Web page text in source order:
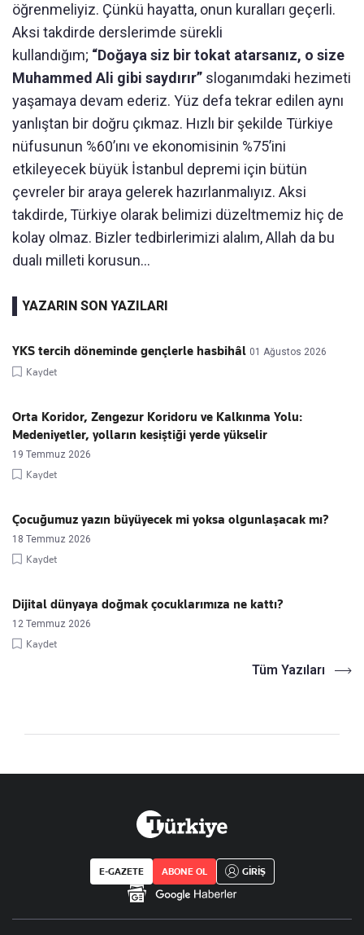
öğrenmeliyiz. Çünkü hayatta, onun kuralları geçerli.
Aksi takdirde derslerimde sürekli
kullandığım; “Doğaya siz bir tokat atarsanız, o size
Muhammed Ali gibi saydırır” sloganımdaki hezimeti
yaşamaya devam ederiz. Yüz defa tekrar edilen aynı
yanlıştan bir doğru çıkmaz. Hızlı bir şekilde Türkiye
nüfusunun %60’ını ve ekonomisinin %75’ini
etkileyecek büyük İstanbul depremi için bütün
çevreler bir araya gelerek hazırlanmalıyız. Aksi
takdirde, Türkiye olarak belimizi düzeltmemiz hiç de
kolay olmaz. Bizler tedbirlerimizi alalım, Allah da bu
dualı milleti korusun...
YAZARIN SON YAZILARI
YKS tercih döneminde gençlerle hasbihâl 01 Ağustos 2026
Kaydet
Orta Koridor, Zengezur Koridoru ve Kalkınma Yolu:
Medeniyetler, yolların kesiştiği yerde yükselir
19 Temmuz 2026
Kaydet
Çocuğumuz yazın büyüyecek mi yoksa olgunlaşacak mı?
18 Temmuz 2026
Kaydet
Dijital dünyaya doğmak çocuklarımıza ne kattı?
12 Temmuz 2026
Kaydet
Tüm Yazıları
E-GAZETE ABONE OL GİRİŞ